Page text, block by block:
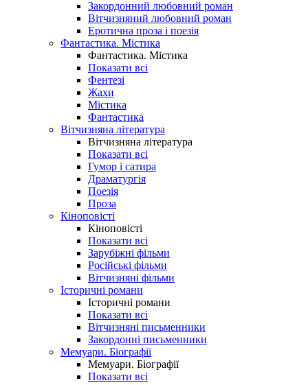
Закордонний любовний роман
Вітчизняний любовний роман
Еротична проза і поезія
Фантастика. Містика
Фантастика. Містика
Показати всі
Фентезі
Жахи
Містика
Фантастика
Вітчизняна література
Вітчизняна література
Показати всі
Гумор і сатира
Драматургія
Поезія
Проза
Кіноповісті
Кіноповісті
Показати всі
Зарубіжні фільми
Російські фільми
Вітчизняні фільми
Історичні романи
Історичні романи
Показати всі
Вітчизняні письменники
Закордонні письменники
Мемуари. Біографії
Мемуари. Біографії
Показати всі